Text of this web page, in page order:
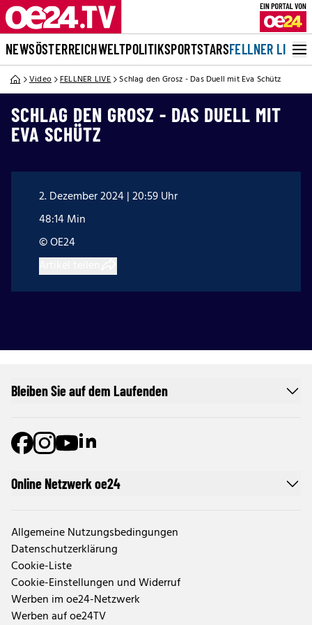
NEWSÖSTERREICHWELTPOLITIKSPORTSTARSFELLNER LIVE
Video FELLNER LIVE Schlag den Grosz - Das Duell mit Eva Schütz
SCHLAG DEN GROSZ - DAS DUELL MIT
EVA SCHÜTZ
2. Dezember 2024 | 20:59 Uhr
48:14 Min
© OE24
Online Netzwerk oe24
Allgemeine Nutzungsbedingungen
Datenschutzerklärung
Cookie-Liste
Cookie-Einstellungen und Widerruf
Werben im oe24-Netzwerk
Werben auf oe24TV
Bleiben Sie auf dem Laufenden